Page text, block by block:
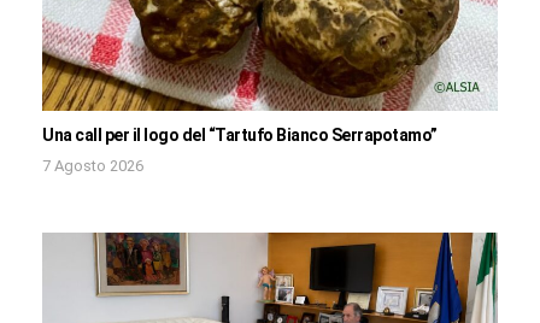
Una call per il logo del “Tartufo Bianco Serrapotamo”
7 Agosto 2026